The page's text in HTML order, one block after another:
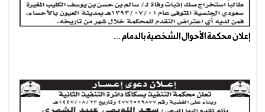
إعلان محكمة الأحوال الشخصية بالدمام ...